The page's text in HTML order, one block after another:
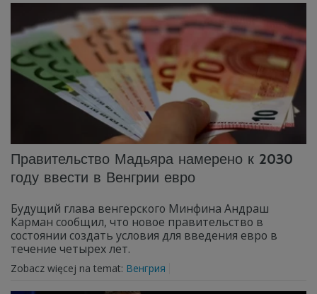
Правительство Мадьяра намерено к 2030
году ввести в Венгрии евро
Будущий глава венгерского Минфина Андраш
Карман сообщил, что новое правительство в
состоянии создать условия для введения евро в
течение четырех лет.
Zobacz więcej na temat: Венгрия